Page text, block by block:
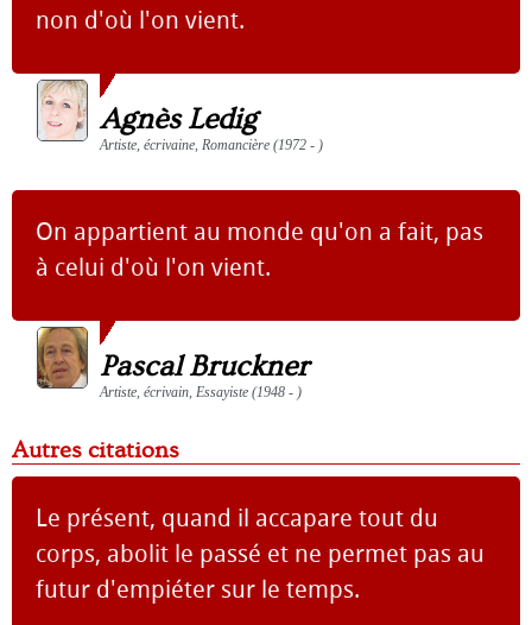
non d'où l'on vient.
Agnès Ledig
Artiste, écrivaine, Romancière (1972 - )
On appartient au monde qu'on a fait, pas
à celui d'où l'on vient.
Pascal Bruckner
Artiste, écrivain, Essayiste (1948 - )
Autres citations
Le présent, quand il accapare tout du
corps, abolit le passé et ne permet pas au
futur d'empiéter sur le temps.